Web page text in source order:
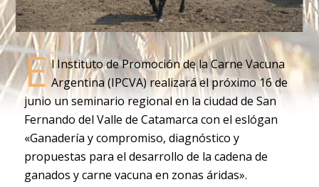
E l Instituto de Promoción de la Carne Vacuna
Argentina (IPCVA) realizará el próximo 16 de
junio un seminario regional en la ciudad de San
Fernando del Valle de Catamarca con el eslógan
«Ganadería y compromiso, diagnóstico y
propuestas para el desarrollo de la cadena de
ganados y carne vacuna en zonas áridas».